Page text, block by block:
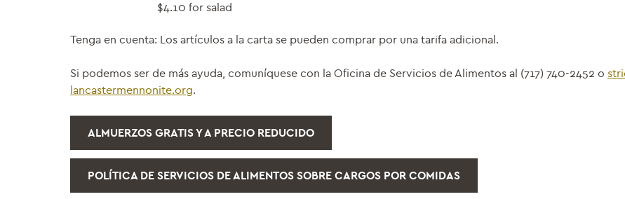
$4.10 for salad
Tenga en cuenta: Los artículos a la carta se pueden comprar por una tarifa adicional.
Si podemos ser de más ayuda, comuníquese con la Oficina de Servicios de Alimentos al (717) 740-2452 o
lancastermennonite.org.
ALMUERZOS GRATIS Y A PRECIO REDUCIDO
POLÍTICA DE SERVICIOS DE ALIMENTOS SOBRE CARGOS POR COMIDAS